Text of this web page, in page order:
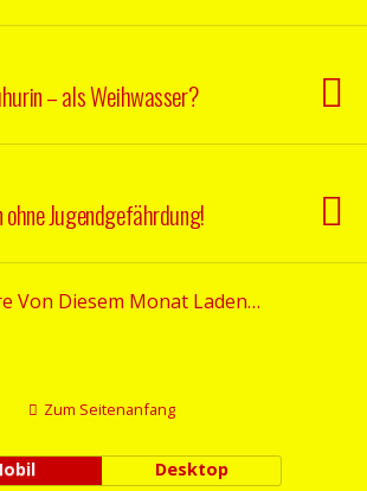
– als Weihwasser?
ohne Jugendgefährdung!
Von Diesem Monat Laden…
Zum Seitenanfang
Desktop